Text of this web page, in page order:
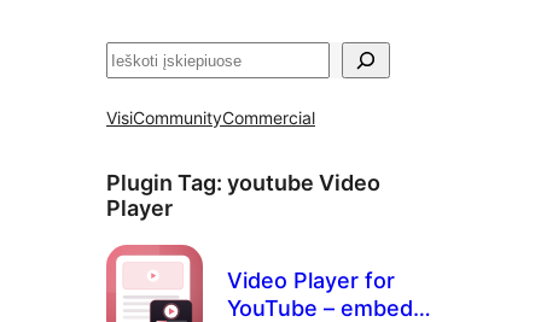
Paieška
VisiCommunityCommercial
Plugin Tag: youtube Video
Player
Video Player for
YouTube – embed